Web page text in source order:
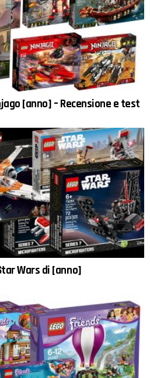
[anno] – Recensione e test
Wars di [anno]